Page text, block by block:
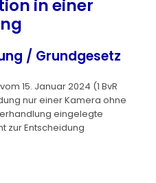
in einer
/ Grundgesetz
15. Januar 2024 (1 BvR
nur einer Kamera ohne
eingelegte
zur Entscheidung